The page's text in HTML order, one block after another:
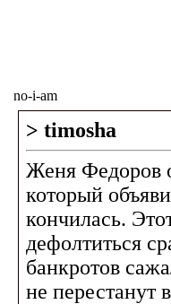
no-i-am
> timosha
Женя Федоров
который
кончилась.
дефолтиться
банкротов
не перестанут